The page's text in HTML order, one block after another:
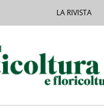
LA RIVISTA